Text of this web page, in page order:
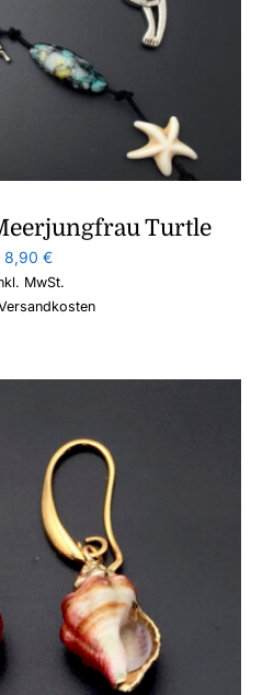
Turtle
8,90 €
MwSt.